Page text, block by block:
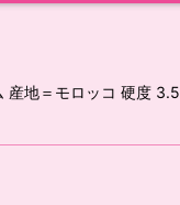
地＝モロッコ 硬度